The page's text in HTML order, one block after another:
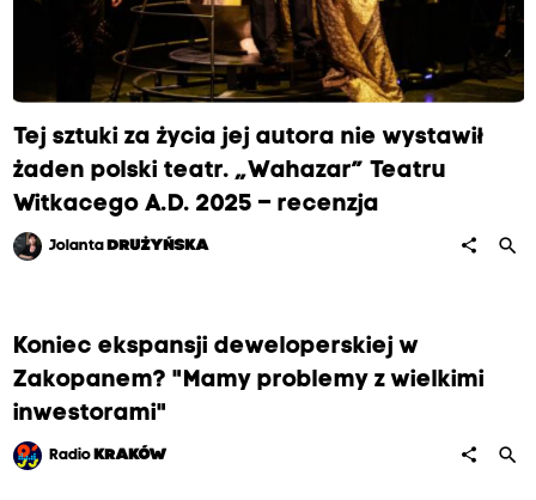
Tej sztuki za życia jej autora nie wystawił
żaden polski teatr. „Wahazar” Teatru
Witkacego A.D. 2025 – recenzja
Jolanta DRUŻYŃSKA share search
Koniec ekspansji deweloperskiej w
Zakopanem? "Mamy problemy z wielkimi
inwestorami"
Radio KRAKÓW share search